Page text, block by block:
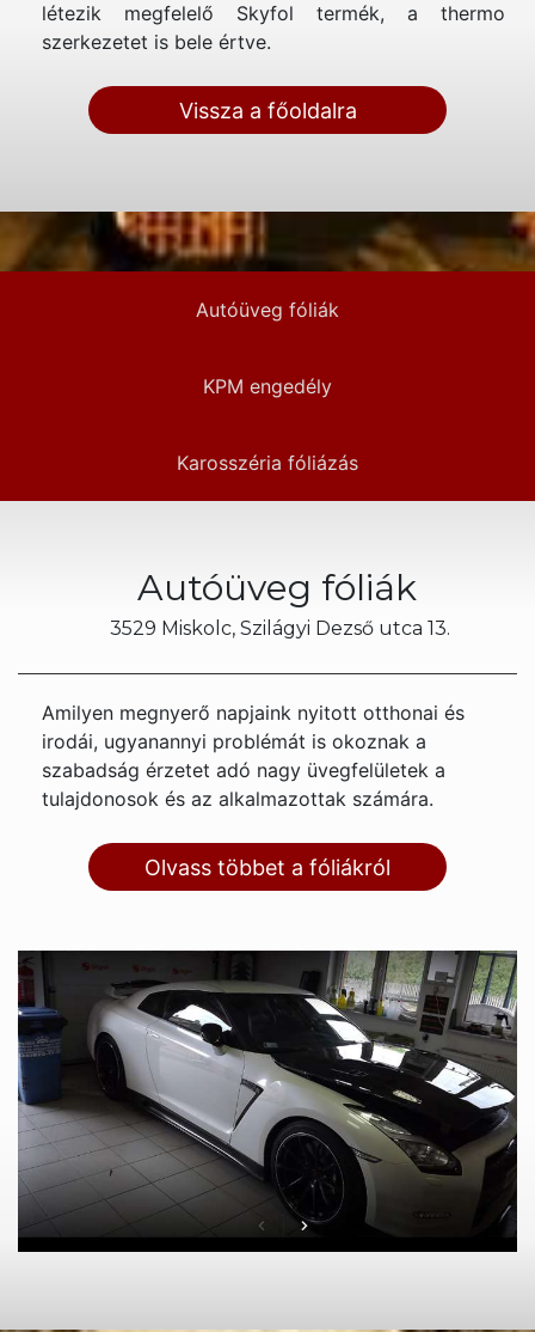
létezik megfelelő Skyfol termék, a thermo
szerkezetet is bele értve.
Vissza a főoldalra
Autóüveg fóliák
KPM engedély
Karosszéria fóliázás
Autóüveg fóliák
3529 Miskolc, Szilágyi Dezső utca 13.
Amilyen megnyerő napjaink nyitott otthonai és
irodái, ugyanannyi problémát is okoznak a
szabadság érzetet adó nagy üvegfelületek a
tulajdonosok és az alkalmazottak számára.
Olvass többet a fóliákról